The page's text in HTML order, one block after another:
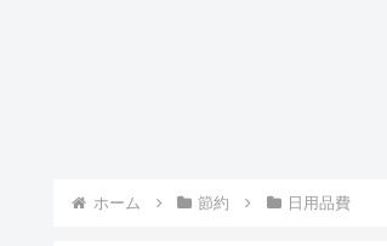
ホーム 節約 日用品費